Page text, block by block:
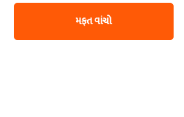
મફત વાંચો